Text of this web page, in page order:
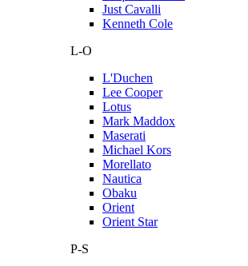
Just Cavalli
Kenneth Cole
L-O
L'Duchen
Lee Cooper
Lotus
Mark Maddox
Maserati
Michael Kors
Morellato
Nautica
Obaku
Orient
Orient Star
P-S